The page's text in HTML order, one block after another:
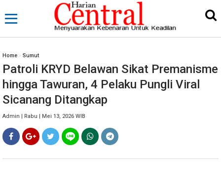
Home » Sumut
Patroli KRYD Belawan Sikat Premanisme
hingga Tawuran, 4 Pelaku Pungli Viral
Sicanang Ditangkap
Admin | Rabu | Mei 13, 2026 WIB